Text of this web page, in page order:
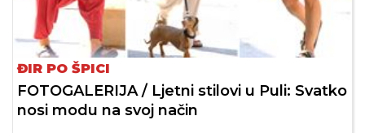
ĐIR PO ŠPICI
FOTOGALERIJA / Ljetni stilovi u Puli: Svatko
nosi modu na svoj način